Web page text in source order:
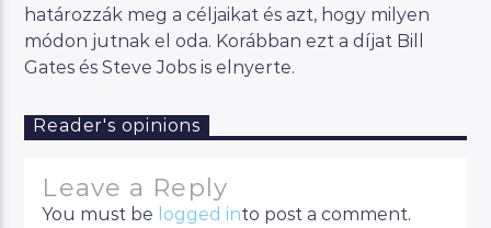
határozzák meg a céljaikat és azt, hogy milyen
módon jutnak el oda. Korábban ezt a díjat Bill
Gates és Steve Jobs is elnyerte.
Reader's opinions
Leave a Reply
You must be logged into post a comment.